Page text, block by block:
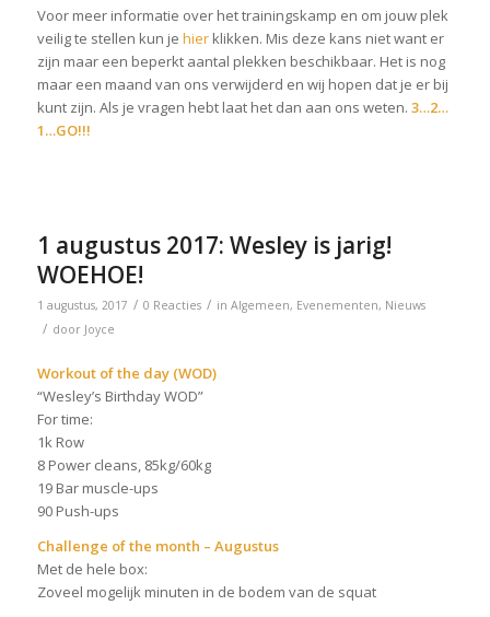
Voor meer informatie over het trainingskamp en om jouw plek
veilig te stellen kun je hierklikken. Mis deze kans niet want er
zijn maar een beperkt aantal plekken beschikbaar. Het is nog
maar een maand van ons verwijderd en wij hopen dat je er bij
kunt zijn. Als je vragen hebt laat het dan aan ons weten. 3…2…
1…GO!!!
1 augustus 2017: Wesley is jarig!
WOEHOE!
1 augustus, 2017 / 0 Reacties / in Algemeen, Evenementen, Nieuws
/ door Joyce
Workout of the day (WOD)
“Wesley’s Birthday WOD”
For time:
1k Row
8 Power cleans, 85kg/60kg
19 Bar muscle-ups
90 Push-ups
Challenge of the month – Augustus
Met de hele box:
Zoveel mogelijk minuten in de bodem van de squat